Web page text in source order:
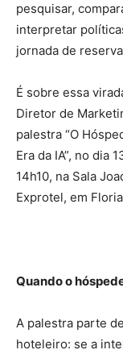
pesquisar,
interpretar
jornada de
É sobre essa
Diretor de
palestra “O
Era da IA”, no dia
14h10, na Sala
Exprotel, em
Quando o
A palestra parte
hoteleiro: se a